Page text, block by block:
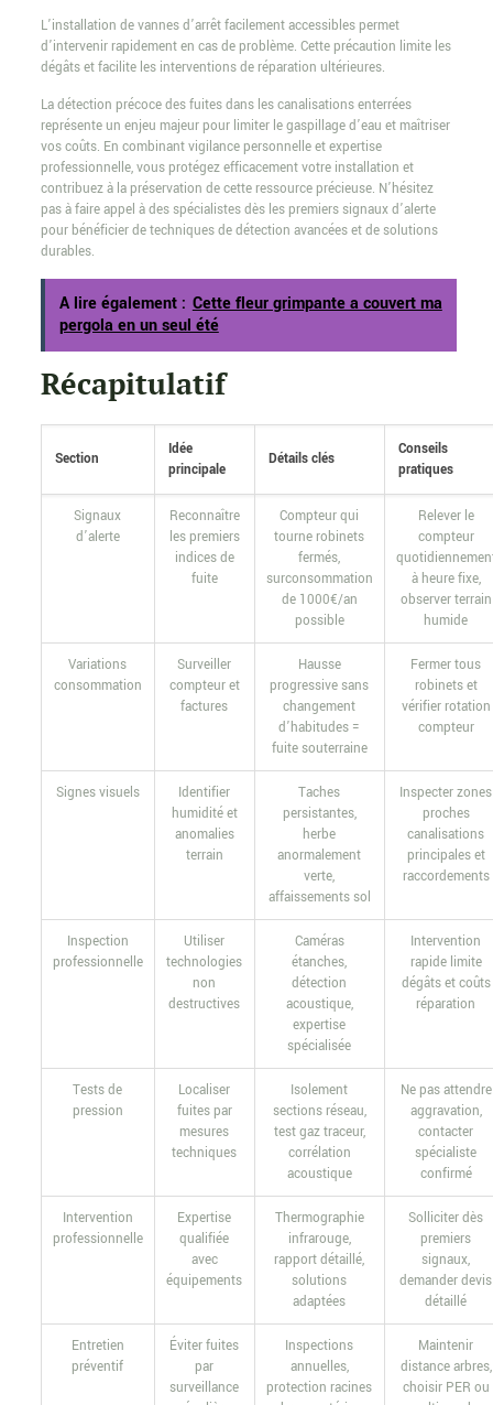
L’installation de vannes d’arrêt facilement accessibles permet
d’intervenir rapidement en cas de problème. Cette précaution limite les
dégâts et facilite les interventions de réparation ultérieures.
La détection précoce des fuites dans les canalisations enterrées
représente un enjeu majeur pour limiter le gaspillage d’eau et maîtriser
vos coûts. En combinant vigilance personnelle et expertise
professionnelle, vous protégez efficacement votre installation et
contribuez à la préservation de cette ressource précieuse. N’hésitez
pas à faire appel à des spécialistes dès les premiers signaux d’alerte
pour bénéficier de techniques de détection avancées et de solutions
durables.
A lire également : Cette fleur grimpante a couvert ma
pergola en un seul été
Récapitulatif
Section
Idée
principale
Détails clés
Conseils
pratiques
Signaux
d’alerte
Reconnaître
les premiers
indices de
fuite
Compteur qui
tourne robinets
fermés,
surconsommation
de 1000€/an
possible
Relever le
compteur
à heure fixe,
observer terrain
humide
Variations
consommation
Surveiller
compteur et
factures
Hausse
progressive sans
changement
d’habitudes =
fuite souterraine
Fermer tous
robinets et
vérifier rotation
compteur
Signes visuels
Identifier
humidité et
anomalies
terrain
Taches
persistantes,
herbe
anormalement
verte,
affaissements sol
Inspecter zones
proches
canalisations
principales et
raccordements
Inspection
professionnelle
Utiliser
technologies
non
destructives
Caméras
étanches,
détection
acoustique,
expertise
spécialisée
Intervention
rapide limite
dégâts et coûts
réparation
Tests de
pression
Localiser
fuites par
mesures
techniques
Isolement
sections réseau,
test gaz traceur,
corrélation
acoustique
Ne pas attendre
aggravation,
contacter
spécialiste
confirmé
Intervention
professionnelle
Expertise
qualifiée
avec
équipements
Thermographie
infrarouge,
rapport détaillé,
solutions
adaptées
Solliciter dès
premiers
signaux,
demander devis
détaillé
Entretien
préventif
Éviter fuites
par
surveillance
Inspections
annuelles,
protection racines
Maintenir
distance arbres,
choisir PER ou